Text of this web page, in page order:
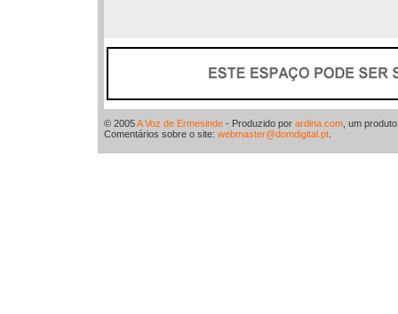
© 2005A Voz de Ermesinde - Produzido por ardina.com , um
Comentários sobre o site: webmaster@domdigital.pt